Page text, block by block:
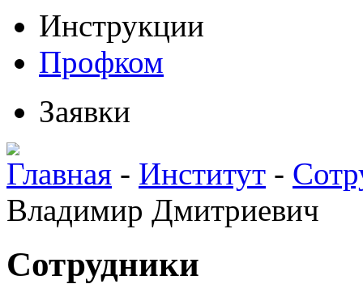
Инструкции
Профком
Заявки
Главная - Институт -
Владимир Дмитриевич
Сотрудники